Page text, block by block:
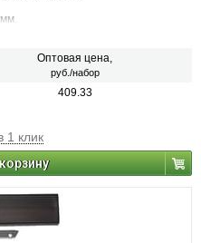
Оптовая цена,
руб./набор
409.33
1 клик